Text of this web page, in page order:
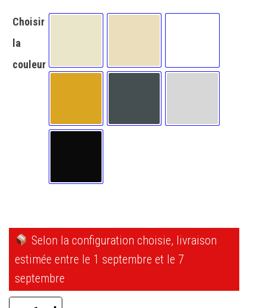
Choisir
la
couleur
Selon la configuration choisie, livraison
estimée entre le 1 septembre et le 7
septembre